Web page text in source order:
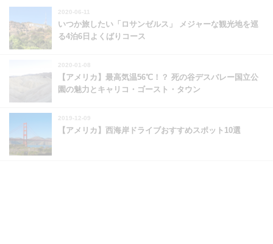
2020-06-11
いつか旅したい「ロサンゼルス」 メジャーな観光地を巡
る4泊6日よくばりコース
2020-01-08
【アメリカ】最高気温56℃！？ 死の谷デスバレー国立公
園の魅力とキャリコ・ゴースト・タウン
2019-12-09
【アメリカ】西海岸ドライブおすすめスポット10選